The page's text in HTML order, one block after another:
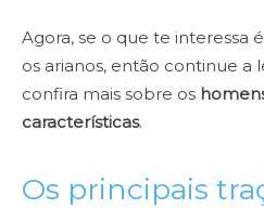
Agora, se o que te interessa
os arianos, então continue a
confira mais sobre os
características.
Os principais